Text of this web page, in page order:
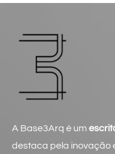
A Base3Arq é um
destaca pela inovação